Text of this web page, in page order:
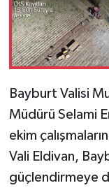
Bayburt Valisi
Müdürü Selami
ekim
Vali Eldivan,
güçlendirmeye